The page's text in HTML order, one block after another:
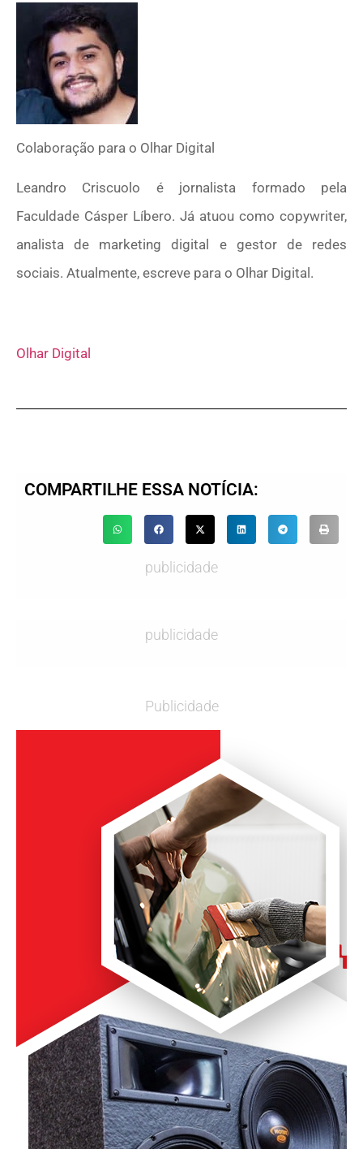
Colaboração para o Olhar Digital
Leandro Criscuolo é jornalista formado pela
Faculdade Cásper Líbero. Já atuou como copywriter,
analista de marketing digital e gestor de redes
sociais. Atualmente, escreve para o Olhar Digital.
Olhar Digital
COMPARTILHE ESSA NOTÍCIA:
publicidade
publicidade
Publicidade